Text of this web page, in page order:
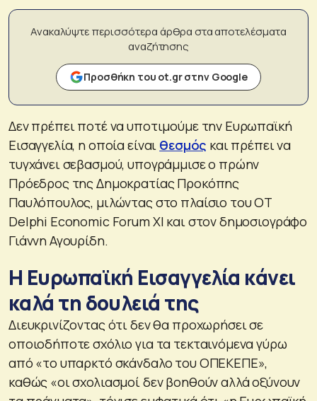
Ανακαλύψτε περισσότερα άρθρα στα αποτελέσματα
αναζήτησης
Προσθήκη του ot.gr στην Google
Δεν πρέπει ποτέ να υποτιμούμε την Ευρωπαϊκή
Εισαγγελία, η οποία είναι θεσμός και πρέπει να
τυγχάνει σεβασμού, υπογράμμισε ο πρώην
Πρόεδρος της Δημοκρατίας Προκόπης
Παυλόπουλος, μιλώντας στο πλαίσιο του ΟΤ
Delphi Economic Forum XI και στον δημοσιογράφο
Γιάννη Αγουρίδη.
Η Ευρωπαϊκή Εισαγγελία κάνει
καλά τη δουλειά της
Διευκρινίζοντας ότι δεν θα προχωρήσει σε
οποιοδήποτε σχόλιο για τα τεκταινόμενα γύρω
από «το υπαρκτό σκάνδαλο του ΟΠΕΚΕΠΕ»,
καθώς «οι σχολιασμοί δεν βοηθούν αλλά οξύνουν